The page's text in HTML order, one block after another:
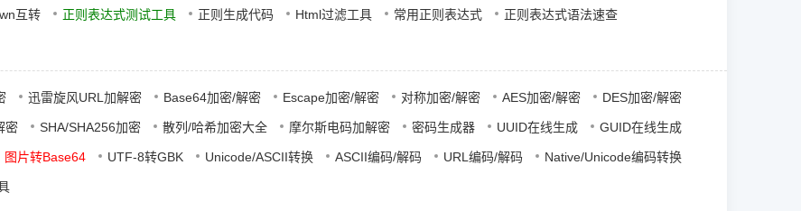
互转 正则表达式测试工具 正则生成代码 Html过滤工具 常用正则表达式 正则表达式语法速查
迅雷旋风URL加解密 Base64加密/解密 Escape加密/解密 对称加密/解密 AES加密/解密 DES加密/解密
密 SHA/SHA256加密 散列/哈希加密大全 摩尔斯电码加解密 密码生成器 UUID在线生成 GUID在线生成
图片转Base64 UTF-8转GBK Unicode/ASCII转换 ASCII编码/解码 URL编码/解码 Native/Unicode编码转换